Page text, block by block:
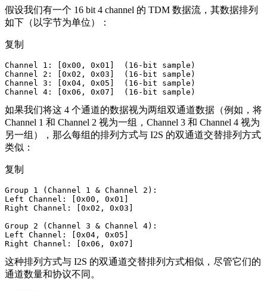
假设我们有一个 16 bit 4 channel 的 TDM 数据流，其数据排列
如下（以字节为单位）：
复制
Channel 1: [0x00, 0x01]  (16-bit sample)
Channel 2: [0x02, 0x03]  (16-bit sample)
Channel 3: [0x04, 0x05]  (16-bit sample)
Channel 4: [0x06, 0x07]  (16-bit sample)
如果我们将这 4 个通道的数据视为两组双通道数据（例如，将
Channel 1 和 Channel 2 视为一组，Channel 3 和 Channel 4 视为
另一组），那么每组的排列方式与 I2S 的双通道交替排列方式
类似：
复制
Group 1 (Channel 1 & Channel 2):
Left Channel: [0x00, 0x01]
Right Channel: [0x02, 0x03]
Group 2 (Channel 3 & Channel 4):
Left Channel: [0x04, 0x05]
Right Channel: [0x06, 0x07]
这种排列方式与 I2S 的双通道交替排列方式相似，尽管它们的
通道数量和协议不同。